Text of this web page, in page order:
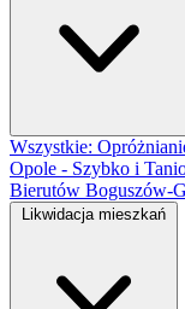
Wszystkie:
Opole - Szybko i
Bierutów Boguszów-
Likwidacja mieszkań